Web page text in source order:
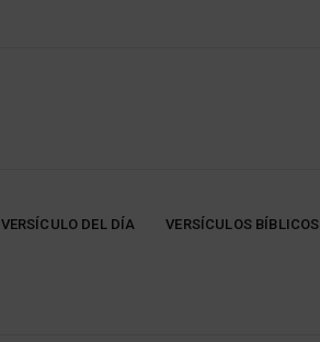
VERSÍCULO DEL DÍA VERSÍCULOS BÍBLICOS